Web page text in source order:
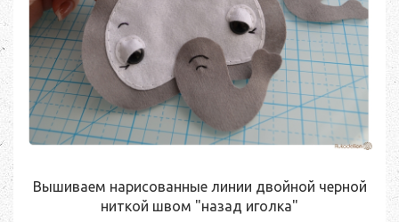
Вышиваем нарисованные линии двойной черной
ниткой швом "назад иголка"